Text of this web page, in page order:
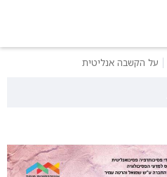
על הקשבה אנליטית